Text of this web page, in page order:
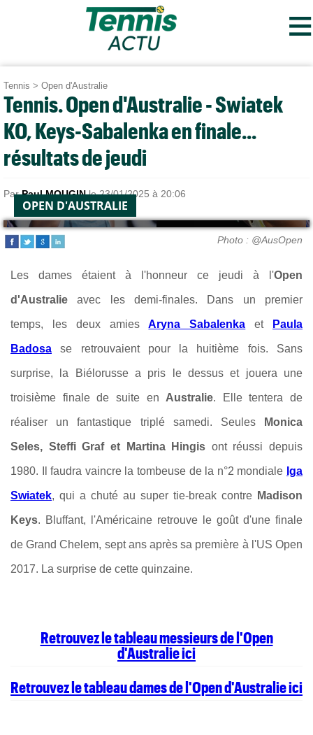
≡
Tennis > Open d'Australie
Tennis. Open d'Australie - Swiatek
KO, Keys-Sabalenka en finale...
résultats de jeudi
ParPaul MOUGINle 23/01/2025 à 20:06
OPEN D'AUSTRALIE
Photo : @AusOpen
Les dames étaient à l'honneur ce jeudi à l'Open
d'Australieavec les demi-finales. Dans un premier
temps, les deux amiesAryna Sabalenka et Paula
Badosa se retrouvaient pour la huitième fois. Sans
surprise, la Biélorusse a pris le dessus et jouera une
troisième finale de suite en Australie. Elle tentera de
réaliser un fantastique triplé samedi. Seules Monica
Seles, Steffi Graf et Martina Hingis ont réussi depuis
1980. Il faudra vaincre la tombeuse de la n°2 mondiale Iga
Swiatek, qui a chuté au super tie-break contre Madison
Keys. Bluffant, l'Américaine retrouve le goût d'une finale
de Grand Chelem, sept ans après sa première à l'US Open
2017. La surprise de cette quinzaine.
Retrouvez le tableau messieurs de l'Open
d'Australie ici
Retrouvez le tableau dames de l'Open d'Australie ici